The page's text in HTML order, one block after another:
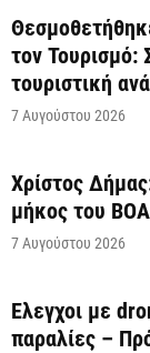
τον Τουρισμό:
τουριστική
7 Αυγούστου 2026
Χρίστος
μήκος του
7 Αυγούστου 2026
Έλεγχοι με
παραλίες –